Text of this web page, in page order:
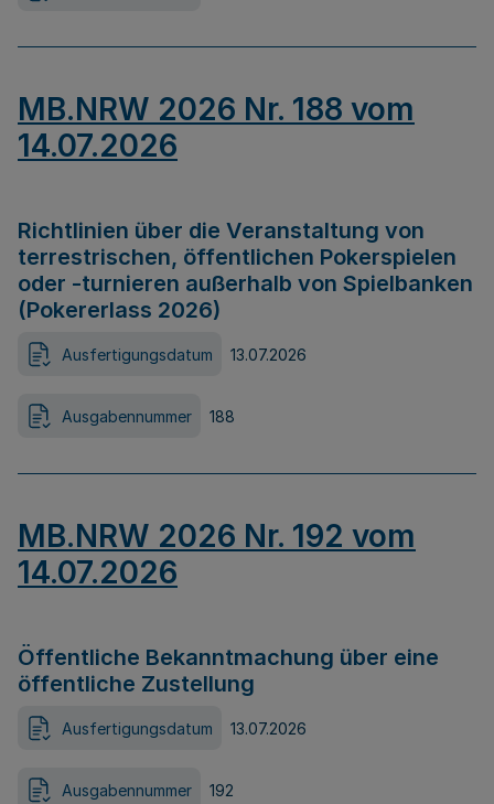
MB.NRW 2026 Nr. 188 vom
14.07.2026
Richtlinien über die Veranstaltung von
terrestrischen, öffentlichen Pokerspielen
oder -turnieren außerhalb von Spielbanken
(Pokererlass 2026)
Ausfertigungsdatum 13.07.2026
Ausgabennummer 188
MB.NRW 2026 Nr. 192 vom
14.07.2026
Öffentliche Bekanntmachung über eine
öffentliche Zustellung
Ausfertigungsdatum 13.07.2026
Ausgabennummer 192